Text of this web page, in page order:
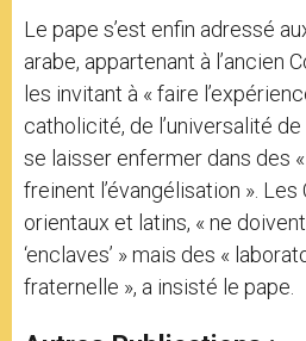
Le pape s’est enfin adressé
arabe, appartenant à l’ancien
les invitant à « faire
catholicité, de l’universalité de
se laisser enfermer dans des
freinent l’évangélisation ».
orientaux et latins, « ne
‘enclaves’ » mais des «
fraternelle », a insisté le pape.